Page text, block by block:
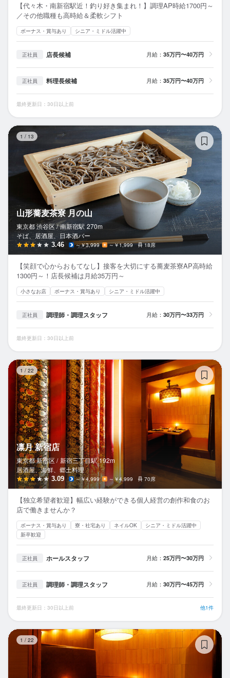
【代々木・南新宿駅近！釣り好き集まれ！】調理AP時給1700円～
／その他職種も高時給＆柔軟シフト
ボーナス・賞与あり シニア・ミドル活躍中
正社員 店長候補 月給： 35万円〜40万円
正社員 料理長候補 月給： 35万円〜40万円
最終更新日：30日以上前
1 / 13
山形蕎麦茶寮 月の山
東京都 渋谷区 / 南新宿駅 270m
そば、居酒屋、日本酒バー
3.46 ～￥3,999 ～￥1,999 18席
【笑顔で心からおもてなし】接客を大切にする蕎麦茶寮AP高時給
1300円～！店長候補は月給35万円～
小さなお店 ボーナス・賞与あり シニア・ミドル活躍中
正社員 調理師・調理スタッフ 月給： 30万円〜33万円
最終更新日：30日以上前
1 / 22
凛月 新宿店
東京都 新宿区 / 新宿三丁目駅 192m
居酒屋、海鮮、郷土料理
3.09 ～￥4,999 ～￥4,999 70席
【独立希望者歓迎】幅広い経験ができる個人経営の創作和食のお
店で働きませんか？
ボーナス・賞与あり 寮・社宅あり ネイルOK
シニア・ミドル活躍中
新卒歓迎
正社員 ホールスタッフ 月給： 25万円〜30万円
正社員 調理師・調理スタッフ 月給： 30万円〜45万円
最終更新日：30日以上前 他1件
1 / 22